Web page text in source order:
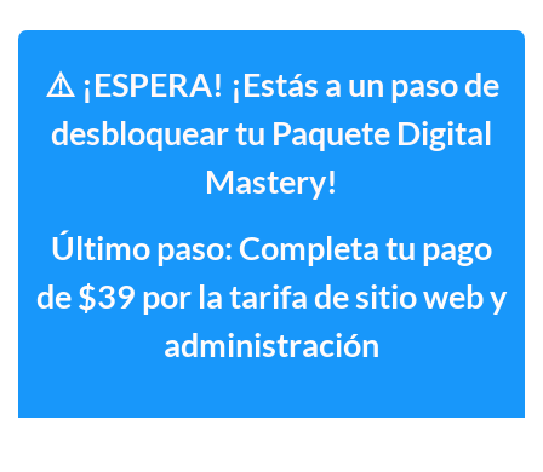
⚠️ ¡ESPERA! ¡Estás a un paso de
desbloquear tu Paquete Digital
Mastery!
Último paso: Completa tu pago
de $39 por la tarifa de sitio web y
administración